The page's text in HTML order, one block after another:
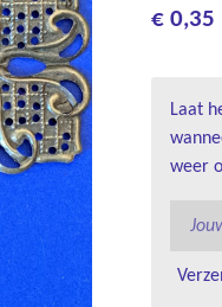
€ 0,35
Laat
weer